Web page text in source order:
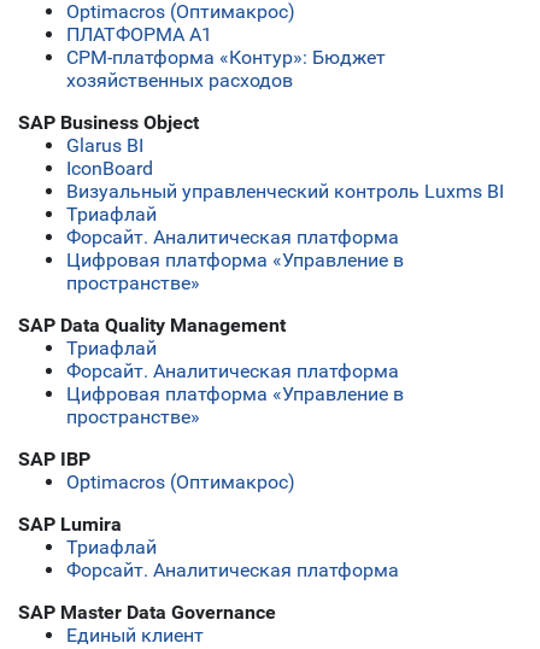
Optimacros (Оптимакрос)
ПЛАТФОРМА А1
СРМ-платформа «Контур»: Бюджет
хозяйственных расходов
SAP Business Object
Glarus BI
IconBoard
Визуальный управленческий контроль Luxms BI
Триафлай
Форсайт. Аналитическая платформа
Цифровая платформа «Управление в
пространстве»
SAP Data Quality Management
Триафлай
Форсайт. Аналитическая платформа
Цифровая платформа «Управление в
пространстве»
SAP IBP
Optimacros (Оптимакрос)
SAP Lumira
Триафлай
Форсайт. Аналитическая платформа
SAP Master Data Governance
Единый клиент